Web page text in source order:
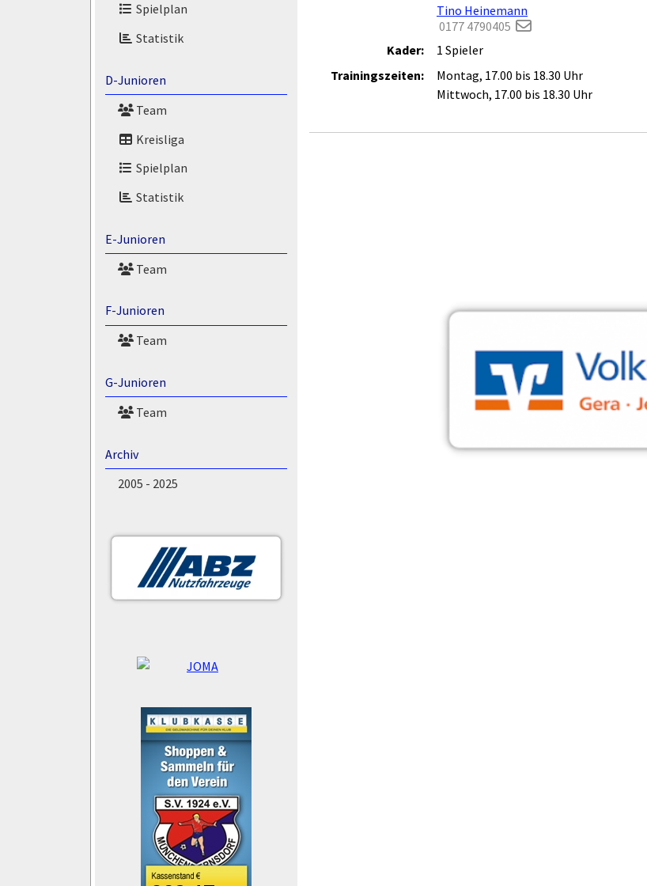
Spielplan
Statistik
D-Junioren
Team
Kreisliga
Spielplan
Statistik
E-Junioren
Team
F-Junioren
Team
G-Junioren
Team
Archiv
2005 - 2025
Tino Heinemann
0177 4790405
Kader:
1 Spieler
Trainingszeiten:
Montag, 17.00 bis 18.30 Uhr
Mittwoch, 17.00 bis 18.30 Uhr